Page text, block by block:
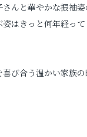
んと華やかな振袖
はきっと何年経っ
び合う温かい家族